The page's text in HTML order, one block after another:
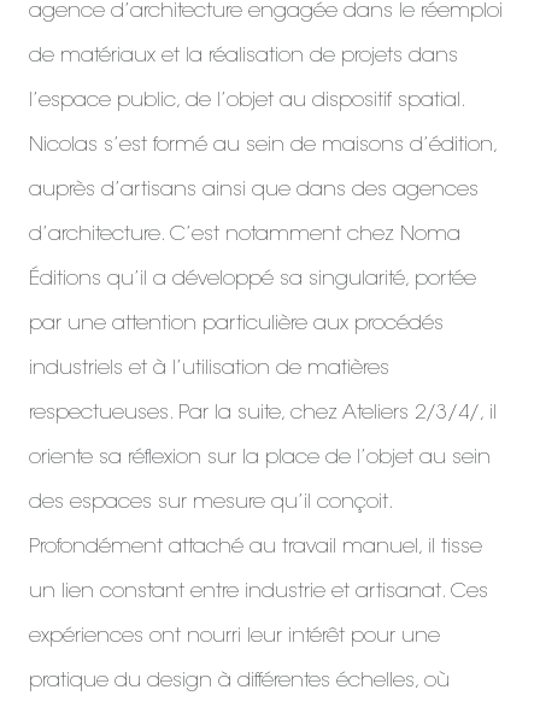
agence d’architecture engagée dans le réemploi
de matériaux et la réalisation de projets dans
l’espace public, de l’objet au dispositif spatial.
Nicolas s’est formé au sein de maisons d’édition,
auprès d’artisans ainsi que dans des agences
d’architecture. C’est notamment chez Noma
Éditions qu’il a développé sa singularité, portée
par une attention particulière aux procédés
industriels et à l’utilisation de matières
respectueuses. Par la suite, chez Ateliers 2/3/4/, il
oriente sa réflexion sur la place de l’objet au sein
des espaces sur mesure qu’il conçoit.
Profondément attaché au travail manuel, il tisse
un lien constant entre industrie et artisanat. Ces
expériences ont nourri leur intérêt pour une
pratique du design à différentes échelles, où